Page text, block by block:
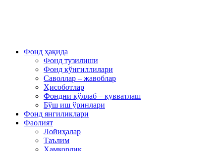
Фонд ҳақида
Фонд тузилиши
Фонд кўнгиллилари
Саволлар – жавоблар
Ҳисоботлар
Фондни қўллаб – қувватлаш
Бўш иш ўринлари
Фонд янгиликлари
Фаолият
Лойиҳалар
Таълим
Ҳамкорлик